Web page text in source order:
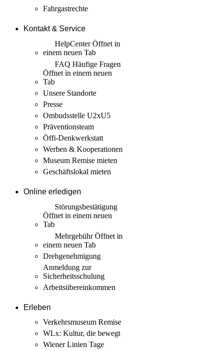
Fahrgastrechte
Kontakt & Service
HelpCenterÖffnet in
einem neuen Tab
FAQ Häufige Fragen
Öffnet in einem neuen
Tab
Unsere Standorte
Presse
Ombudsstelle U2xU5
Präventionsteam
Öffi-Denkwerkstatt
Werben & Kooperationen
Museum Remise mieten
Geschäftslokal mieten
Online erledigen
Störungs­bestätigung
Öffnet in einem neuen
Tab
MehrgebührÖffnet in
einem neuen Tab
Drehgenehmigung
Anmeldung zur
Sicherheits­schulung
Arbeits­übereinkommen
Erleben
Verkehrsmuseum Remise
WLx: Kultur, die bewegt
Wiener Linien Tage